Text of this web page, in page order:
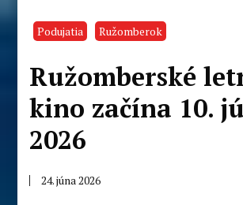
Podujatia Ružomberok
Ružomberské
kino začína 10.
2026
24. júna 2026